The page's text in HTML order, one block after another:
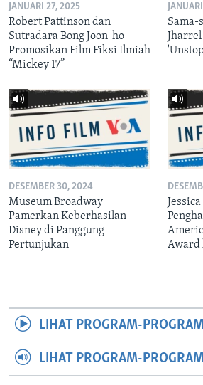
JANUARI 27, 2025
Robert Pattinson dan
Sutradara Bong Joon-ho
Promosikan Film Fiksi Ilmiah
“Mickey 17”
Sama-
DESEMBER 30, 2024
Museum Broadway
Pamerkan Keberhasilan
Disney di Panggung
Pertunjukan
Award
LIHAT PROGRAM-
LIHAT PROGRAM-